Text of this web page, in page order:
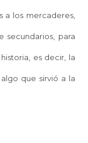
a los mercaderes,
secundarios, para
es decir, la
que sirvió a la